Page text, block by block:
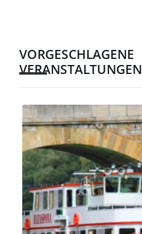
VORGESCHLAGENE
VERANSTALTUNGEN